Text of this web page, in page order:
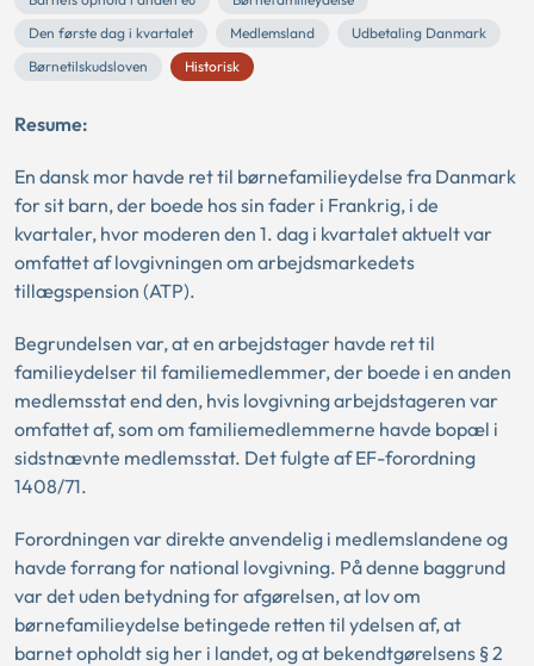
Den første dag i kvartalet
Medlemsland
Udbetaling Danmark
Børnetilskudsloven
Historisk
Resume:
En dansk mor havde ret til børnefamilieydelse fra Danmark
for sit barn, der boede hos sin fader i Frankrig, i de
kvartaler, hvor moderen den 1. dag i kvartalet aktuelt var
omfattet af lovgivningen om arbejdsmarkedets
tillægspension (ATP).
Begrundelsen var, at en arbejdstager havde ret til
familieydelser til familiemedlemmer, der boede i en anden
medlemsstat end den, hvis lovgivning arbejdstageren var
omfattet af, som om familiemedlemmerne havde bopæl i
sidstnævnte medlemsstat. Det fulgte af EF-forordning
1408/71.
Forordningen var direkte anvendelig i medlemslandene og
havde forrang for national lovgivning. På denne baggrund
var det uden betydning for afgørelsen, at lov om
børnefamilieydelse betingede retten til ydelsen af, at
barnet opholdt sig her i landet, og at bekendtgørelsens § 2